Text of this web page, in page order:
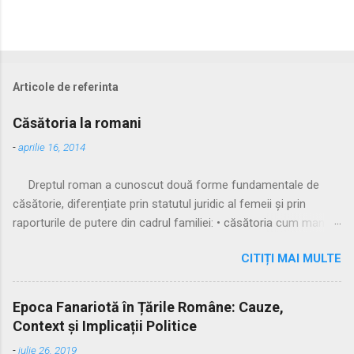
Articole de referinta
Căsătoria la romani
-aprilie 16, 2014
Dreptul roman a cunoscut două forme fundamentale de
căsătorie, diferențiate prin statutul juridic al femeii și prin
raporturile de putere din cadrul familiei: • căsătoria cum manus
și practicată a fost căsătoria cu manus, prin care femeia
trecea sub autoritatea soțului, devenind parte a familiei
acestuia. Spre sfârșitul Republicii, tot mai multe femei au
început să evite această subordonare, trăind în uniuni
nelegitime. Pentru a limita fenomenul, romanii au recunoscut și
CITIȚI MAI MULTE
Epoca Fanariotă în Țările Române: Cauze,
Context și Implicații Politice
-iulie 26, 2019